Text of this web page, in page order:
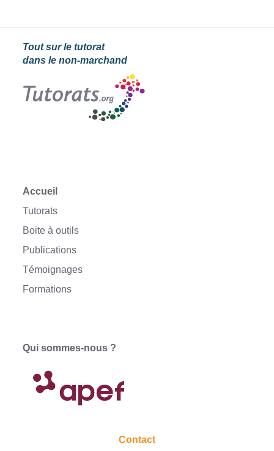
Tout sur le tutorat
dans le non-marchand
Accueil
Tutorats
Boite à outils
Publications
Témoignages
Formations
Qui sommes-nous ?
Contact